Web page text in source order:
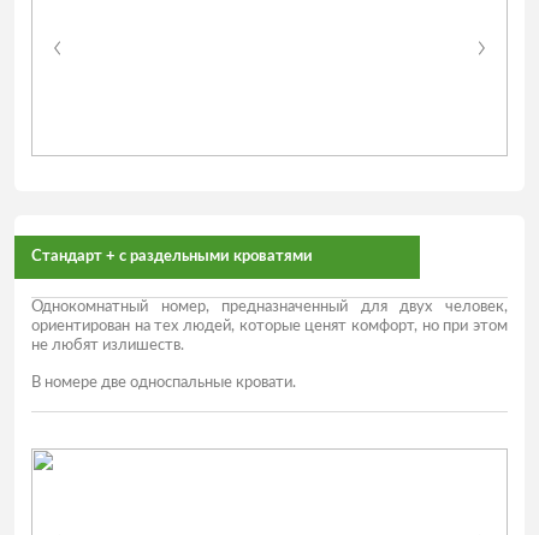
Стандарт + с раздельными кроватями
Однокомнатный номер, предназначенный для двух человек,
ориентирован на тех людей, которые ценят комфорт, но при этом
не любят излишеств.
В номере две односпальные кровати.